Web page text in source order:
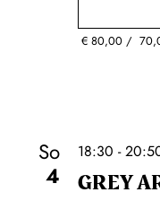
€80,00
So
4
18:30 -
GREY